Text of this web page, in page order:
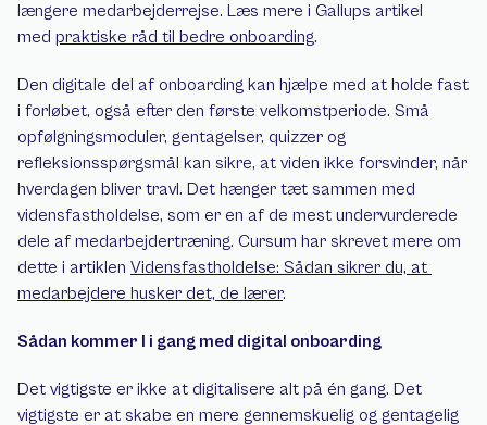
længere medarbejderrejse. Læs mere i Gallups artikel
med praktiske råd til bedre onboarding.
Den digitale del af onboarding kan hjælpe med at holde fast
i forløbet, også efter den første velkomstperiode. Små
opfølgningsmoduler, gentagelser, quizzer og
refleksionsspørgsmål kan sikre, at viden ikke forsvinder, når
hverdagen bliver travl. Det hænger tæt sammen med
vidensfastholdelse, som er en af de mest undervurderede
dele af medarbejdertræning. Cursum har skrevet mere om
dette i artiklen Vidensfastholdelse: Sådan sikrer du, at
medarbejdere husker det, de lærer.
Sådan kommer I i gang med digital onboarding
Det vigtigste er ikke at digitalisere alt på én gang. Det
vigtigste er at skabe en mere gennemskuelig og gentagelig